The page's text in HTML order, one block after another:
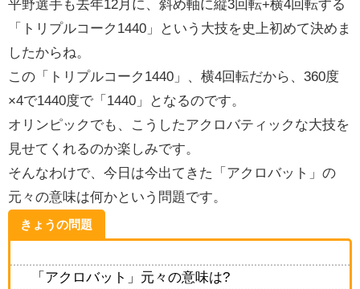
平野選手も去年12月に、斜め軸に縦3回転+横4回転する
「トリプルコーク1440」という大技を史上初めて決めま
したからね。
この「トリプルコーク1440」、横4回転だから、360度
×4で1440度で「1440」となるのです。
オリンピックでも、こうしたアクロバティックな大技を
見せてくれるのか楽しみです。
そんなわけで、今日は今出てきた「アクロバット」の
元々の意味は何かという問題です。
きょうの問題
「アクロバット」元々の意味は?